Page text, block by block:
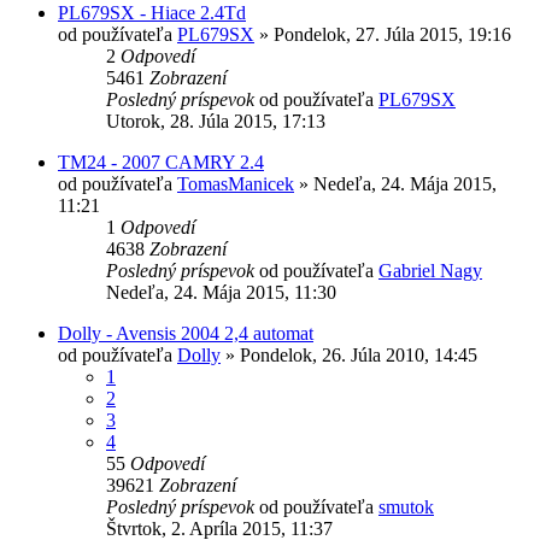
PL679SX - Hiace 2.4Td
od používateľa PL679SX » Pondelok, 27. Júla 2015, 19:16
2 Odpovedí
5461 Zobrazení
Posledný príspevokod používateľa PL679SX
Utorok, 28. Júla 2015, 17:13
TM24 - 2007 CAMRY 2.4
od používateľa TomasManicek » Nedeľa, 24. Mája 2015,
11:21
1 Odpovedí
4638 Zobrazení
Posledný príspevokod používateľa Gabriel Nagy
Nedeľa, 24. Mája 2015, 11:30
Dolly - Avensis 2004 2,4 automat
od používateľa Dolly » Pondelok, 26. Júla 2010, 14:45
1
2
3
4
55 Odpovedí
39621 Zobrazení
Posledný príspevokod používateľa smutok
Štvrtok, 2. Apríla 2015, 11:37